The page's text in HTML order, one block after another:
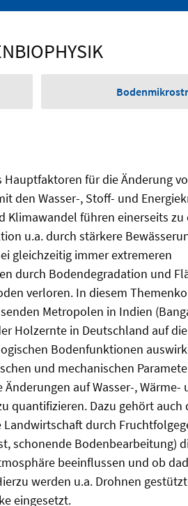
für die Änderung
den Wasser-, Stoff- und
Klimawandel führen einerseits
u.a. durch stärkere
gleichzeitig immer extremeren
durch Bodendegradation und
verloren. In diesem
Metropolen in Indien
Holzernte in Deutschland auf
Bodenfunktionen
und mechanischen
auf Wasser-, Wärme-
quantifizieren. Dazu gehört auch
durch
schonende Bodenbearbeitung)
beeinflussen und ob
werden u.a. Drohnen
eingesetzt.